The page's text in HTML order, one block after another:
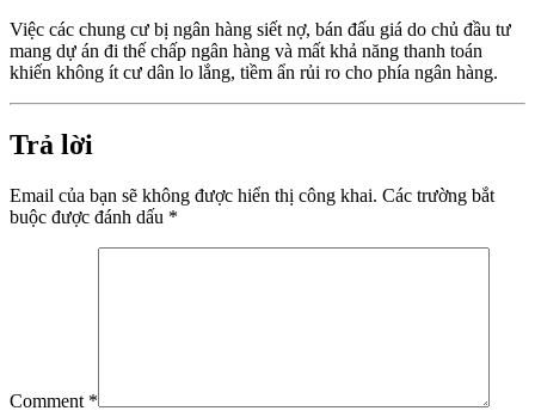
Việc các chung cư bị ngân hàng siết nợ, bán đấu giá do chủ đầu tư
mang dự án đi thế chấp ngân hàng và mất khả năng thanh toán
khiến không ít cư dân lo lắng, tiềm ẩn rủi ro cho phía ngân hàng.
Trả lời
Email của bạn sẽ không được hiển thị công khai. Các trường bắt
buộc được đánh dấu *
Comment *